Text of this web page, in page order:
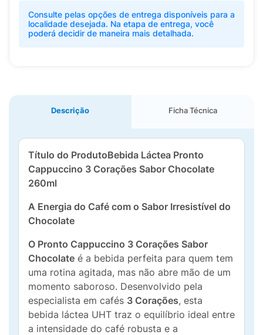
Consulte pelas opções de entrega disponíveis para a
localidade desejada. Na etapa de entrega, você
poderá decidir de maneira mais detalhada.
Descrição Ficha Técnica
Título do ProdutoBebida Láctea Pronto
Cappuccino 3 Corações Sabor Chocolate
260ml
A Energia do Café com o Sabor Irresistível do
Chocolate
O Pronto Cappuccino 3 Corações Sabor
Chocolate é a bebida perfeita para quem tem
uma rotina agitada, mas não abre mão de um
momento saboroso. Desenvolvido pela
especialista em cafés 3 Corações, esta
bebida láctea UHT traz o equilíbrio ideal entre
a intensidade do café robusta e a